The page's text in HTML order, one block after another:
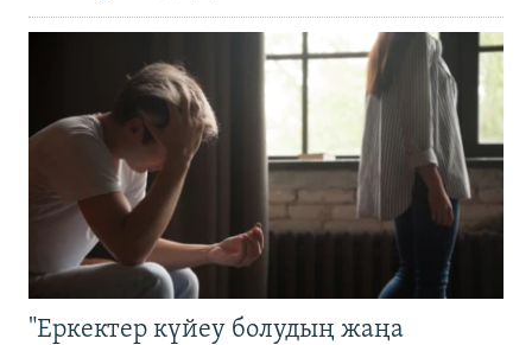
"Еркектер күйеу болудың жаңа